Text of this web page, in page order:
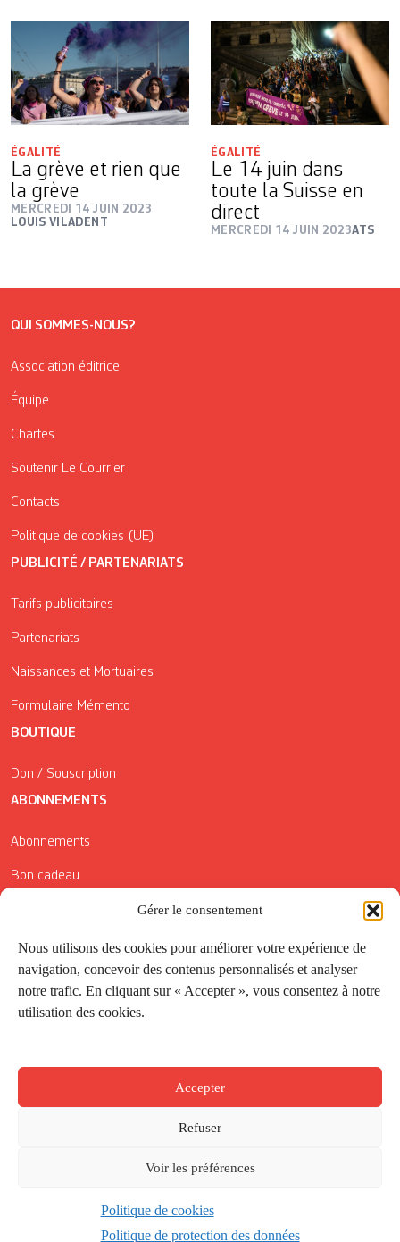
Gérer le consentement
Nous utilisons des cookies pour améliorer votre expérience de
navigation, concevoir des contenus personnalisés et analyser
notre trafic. En cliquant sur « Accepter », vous consentez à notre
utilisation des cookies.
Accepter
Refuser
Voir les préférences
Politique de cookies
Politique de protection des données
ÉGALITÉ
La grève et rien que
la grève
MERCREDI 14 JUIN 2023
LOUIS VILADENT
ÉGALITÉ
Le 14 juin dans
toute la Suisse en
direct
MERCREDI 14 JUIN 2023ATS
QUI SOMMES-NOUS?
Association éditrice
Équipe
Chartes
Soutenir Le Courrier
Contacts
Politique de cookies (UE)
PUBLICITÉ / PARTENARIATS
Tarifs publicitaires
Partenariats
Naissances et Mortuaires
Formulaire Mémento
BOUTIQUE
Don / Souscription
ABONNEMENTS
Abonnements
Bon cadeau
Conditions générales de vente
Réductions de la Carte Côté Courrier
Application